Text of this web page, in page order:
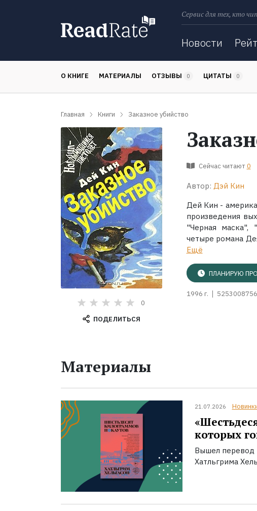
Сервис для тех, кто
Новости
О КНИГЕ МАТЕРИАЛЫ ОТЗЫВЫ 0 ЦИТАТЫ 0
Главная Книги Заказное убийство
0
ПОДЕЛИТЬСЯ
Сейчас читают 0
Автор: Дэй Кин
Дей Кин -
произведения
"Черная маска",
четыре романа
Ещё
ПЛАНИРУЮ
1996 г. 5253008756
Материалы
21.07.2026
которых
Вышел перевод
Хатльгрима